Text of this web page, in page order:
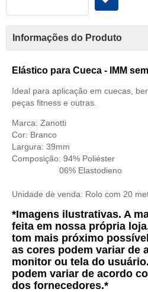
Informações do Produto
Elástico para Cueca - IMM
Ideal para aplicação em cuecas,
peças fitness e outras.
Marca: Zanotti
Cor: Branco
Largura: 39mm
Composição: 94% Poliéster
06% Elastodieno
Unidade de venda: Rolo com 20
*Imagens ilustrativas. A
feita em nossa própria
tom mais próximo
as cores podem variar de
monitor ou tela do
podem variar de acordo
dos fornecedores.*